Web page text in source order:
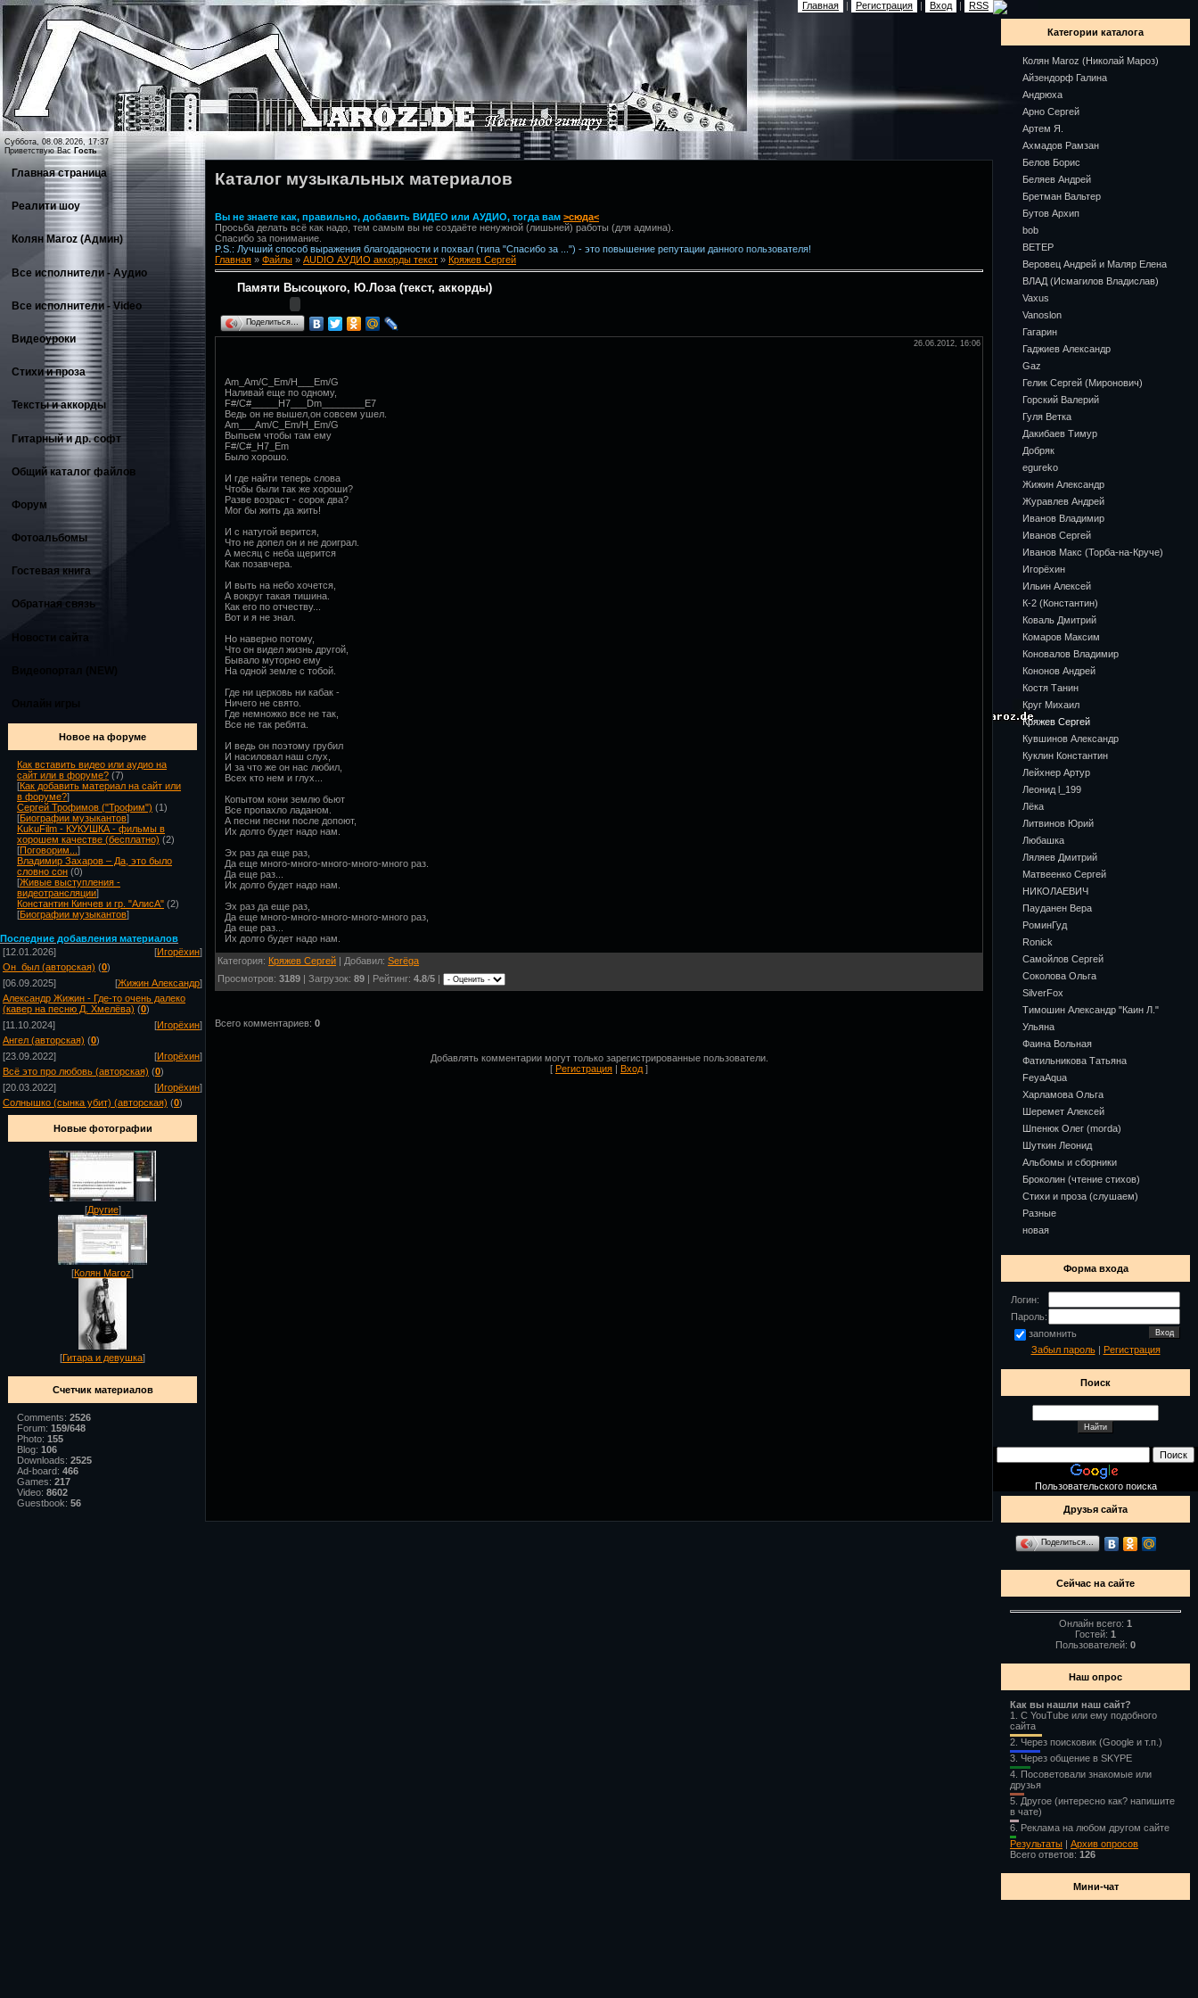
Главная | Регистрация | Вход | RSS
Суббота, 08.08.2026, 17:37
Приветствую Вас Гость
Главная страница
Реалити шоу
Колян Maroz (Админ)
Все исполнители - Аудио
Все исполнители - Video
Видеоуроки
Стихи и проза
Тексты и аккорды
Гитарный и др. софт
Общий каталог файлов
Форум
Фотоальбомы
Гостевая книга
Обратная связь
Новости сайта
Новое на форуме
Как вставить видео или аудио на
сайт или в форуме? (7)
[Как добавить материал на сайт или
в форуме?]
Сергей Трофимов ("Трофим") (1)
[Биографии музыкантов]
KukuFilm - КУКУШКА - фильмы в
хорошем качестве (бесплатно) (2)
[Поговорим... ]
Владимир Захаров – Да, это было
словно сон (0)
[Живые выступления -
видеотрансляции]
Константин Кинчев и гр. "АлисА" (2)
[Биографии музыкантов]
Последние добавления материалов
[12.01.2026]
[Игорёхин]
Он_был (авторская) (0)
[06.09.2025]
[Жижин Александр]
Александр Жижин - Где-то очень далеко
(кавер на песню Д. Хмелёва) (0)
[11.10.2024]
[Игорёхин]
Ангел (авторская) (0)
[23.09.2022]
[Игорёхин]
Всё это про любовь (авторская) (0)
[20.03.2022]
[Игорёхин]
Солнышко (сынка убит) (авторская) (0)
Новые фотографии
[Другие]
[Колян Maroz]
[Гитара и девушка]
Счетчик материалов
Comments: 2526
Forum: 159/648
Photo: 155
Blog: 106
Downloads: 2525
Ad-board: 466
Games: 217
Video: 8602
Guestbook: 56
Каталог музыкальных материалов
Вы не знаете как, правильно, добавить ВИДЕО или АУДИО, тогда вам >сюда<
Просьба делать всё как надо, тем самым вы не создаёте ненужной (лишьней) работы (для админа).
Спасибо за понимание.
P.S.: Лучший способ выражения благодарности и похвал (типа "Спасибо за ...") - это повышение репутации данного пользователя!
Главная » Файлы » AUDIO АУДИО аккорды текст » Кряжев Сергей
Памяти Высоцкого, Ю.Лоза (текст, аккорды)
Поделиться…
26.06.2012, 16:06
Am_Am/C_Em/H___Em/G
Наливай еще по одному,
F#/C#_____H7___Dm________E7
Ведь он не вышел,он совсем ушел.
Am___Am/C_Em/H_Em/G
Выпьем чтобы там ему
F#/C#_H7_Em
Было хорошо.
И где найти теперь слова
Чтобы были так же хороши?
Разве возраст - сорок два?
Мог бы жить да жить!
И с натугой верится,
Что не допел он и не доиграл.
А месяц с неба щерится
Как позавчера.
И выть на небо хочется,
А вокруг такая тишина.
Как его по отчеству...
Вот и я не знал.
Но наверно потому,
Что он видел жизнь другой,
Бывало муторно ему
На одной земле с тобой.
Где ни церковь ни кабак -
Ничего не свято.
Где немножко все не так,
Все не так ребята.
И ведь он поэтому грубил
И насиловал наш слух,
И за что же он нас любил,
Всех кто нем и глух...
Копытом кони землю бьют
Все пропахло ладаном.
А песни песни после допоют,
Их долго будет надо нам.
Эх раз да еще раз,
Да еще много-много-много-много-много раз.
Да еще раз...
Их долго будет надо нам.
Эх раз да еще раз,
Да еще много-много-много-много-много раз,
Да еще раз...
Их долго будет надо нам.
Категория: Кряжев Сергей | Добавил: Serёga
Просмотров: 3189 | Загрузок: 89 | Рейтинг: 4.8/5 |
Всего комментариев: 0
Добавлять комментарии могут только зарегистрированные пользователи.
[ Регистрация | Вход ]
Категории каталога
Колян Maroz (Николай Мароз)
Айзендорф Галина
Андрюха
Арно Сергей
Артем Я.
Ахмадов Рамзан
Белов Борис
Беляев Андрей
Бретман Вальтер
Бутов Архип
bob
ВЕТЕР
Веровец Андрей и Маляр Елена
ВЛАД (Исмагилов Владислав)
Vaxus
Vanoslon
Гагарин
Гаджиев Александр
Gaz
Гелик Сергей (Миронович)
Горский Валерий
Гуля Ветка
Дакибаев Тимур
Добряк
egureko
Жижин Александр
Журавлев Андрей
Иванов Владимир
Иванов Сергей
Иванов Макс (Торба-на-Круче)
Игорёхин
Ильин Алексей
К-2 (Константин)
Коваль Дмитрий
Комаров Максим
Коновалов Владимир
Кононов Андрей
Костя Танин
Круг Михаил
Кряжев Сергей
Кувшинов Александр
Куклин Константин
Лейхнер Артур
Леонид l_199
Лёка
Литвинов Юрий
Любашка
Ляляев Дмитрий
Матвеенко Сергей
НИКОЛАЕВИЧ
Пауданен Вера
РоминГуд
Ronick
Самойлов Сергей
Соколова Ольга
SilverFox
Тимошин Александр "Каин Л."
Ульяна
Фаина Вольная
Фатильникова Татьяна
FeyaAqua
Харламова Ольга
Шеремет Алексей
Шпенюк Олег (morda)
Шуткин Леонид
Альбомы и сборники
Броколин (чтение стихов)
Стихи и проза (слушаем)
Разные
новая
Форма входа
Логин:
Пароль:
запомнить
Забыл пароль| Регистрация
Поиск
Пользовательского поиска
Друзья сайта
Поделиться…
Сейчас на сайте
Онлайн всего: 1
Гостей: 1
Пользователей: 0
Наш опрос
Как вы нашли наш сайт?
1. С YouTube или ему подобного
сайта
2. Через поисковик (Google и т.п.)
3. Через общение в SKYPE
4. Посоветовали знакомые или
друзья
5. Другое (интересно как? напишите
в чате)
6. Реклама на любом другом сайте
Результаты | Архив опросов
Всего ответов: 126
Мини-чат